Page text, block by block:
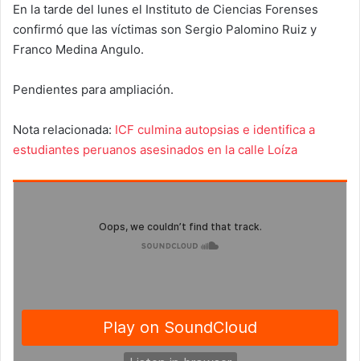
En la tarde del lunes el Instituto de Ciencias Forenses
confirmó que las víctimas son Sergio Palomino Ruiz y
Franco Medina Angulo.
Pendientes para ampliación.
Nota relacionada: ICF culmina autopsias e identifica a
estudiantes peruanos asesinados en la calle Loíza